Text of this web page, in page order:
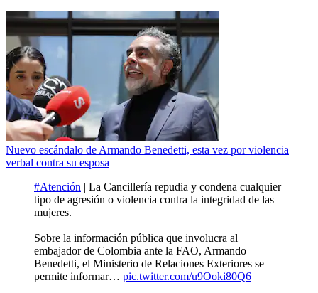
Nuevo escándalo de Armando Benedetti, esta vez por violencia
verbal contra su esposa
#Atención | La Cancillería repudia y condena cualquier
tipo de agresión o violencia contra la integridad de las
mujeres.
Sobre la información pública que involucra al
embajador de Colombia ante la FAO, Armando
Benedetti, el Ministerio de Relaciones Exteriores se
permite informar… pic.twitter.com/u9Ooki80Q6